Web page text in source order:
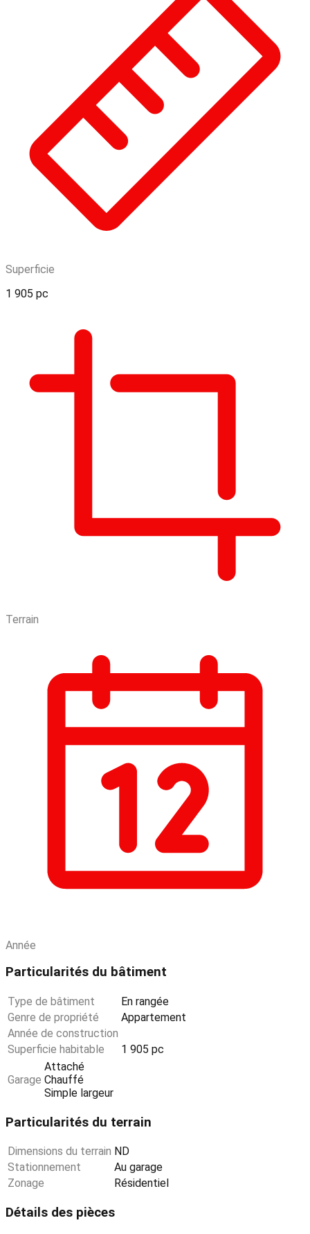
Superficie
1 905 pc
Terrain
Année
Particularités du bâtiment
Type de bâtiment
En rangée
Genre de propriété
Appartement
Année de construction
Superficie habitable
1 905 pc
Garage
Attaché
Chauffé
Simple largeur
Particularités du terrain
Dimensions du terrain ND
Stationnement
Au garage
Zonage
Résidentiel
Détails des pièces